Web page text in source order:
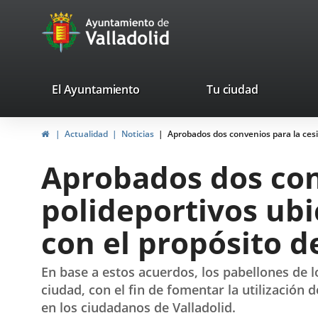
Portal
Web
Ayuntamiento
de
valladolid.es
El Ayuntamiento Tu ciudad
HomeActualidad Noticias Aprobados dos convenios para la
Aprobados dos
polideportivos
con el propósito
En base a estos acuerdos, los pabellones
ciudad, con el fin de fomentar la utilización
en los ciudadanos de Valladolid.